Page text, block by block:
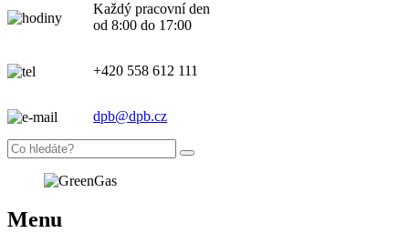
Každý pracovní den
od 8:00 do 17:00
+420 558 612 111
dpb@dpb.cz
Menu